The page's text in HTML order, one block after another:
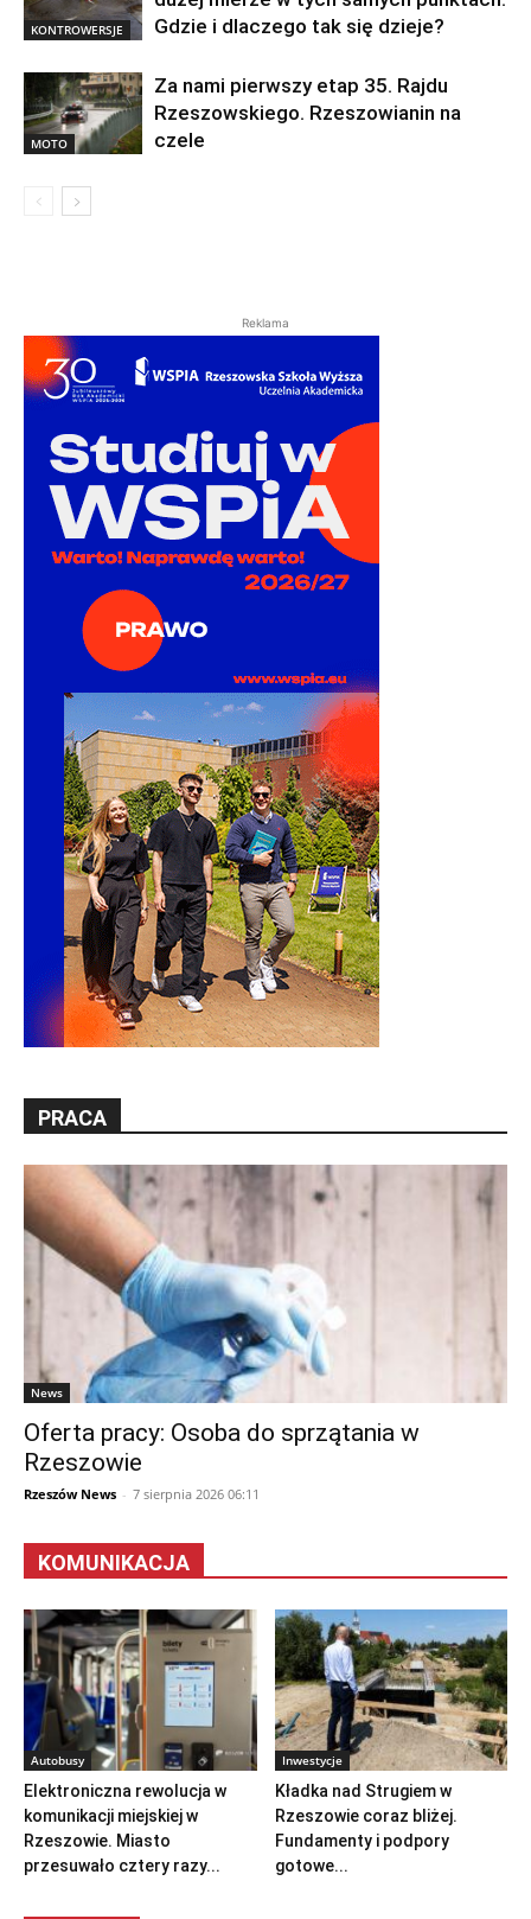
KONTROWERSJE
Gdzie i dlaczego tak się dzieje?
MOTO
Za nami pierwszy etap 35. Rajdu
Rzeszowskiego. Rzeszowianin na
czele
Reklama
PRACA
News
Oferta pracy: Osoba do sprzątania w
Rzeszowie
Rzeszów News - 7 sierpnia 2026 06:11
KOMUNIKACJA
Autobusy
Elektroniczna rewolucja w
komunikacji miejskiej w
Rzeszowie. Miasto
przesuwało cztery razy...
Inwestycje
Kładka nad Strugiem w
Rzeszowie coraz bliżej.
Fundamenty i podpory
gotowe...